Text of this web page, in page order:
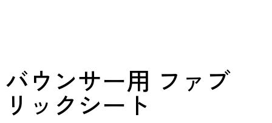
バウンサー用 ファブ
リックシート